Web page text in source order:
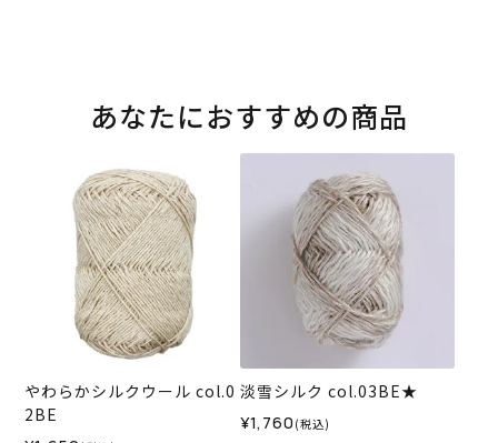
あなたにおすすめの商品
やわらかシルクウール col.0
2BE
淡雪シルク col.03BE★
¥1,760 (税込)